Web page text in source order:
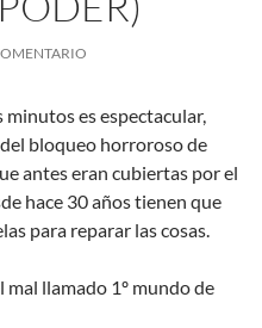
es espectacular,
bloqueo horroroso de
antes eran cubiertas por el
hace 30 años tienen que
para reparar las cosas.
llamado 1º mundo de